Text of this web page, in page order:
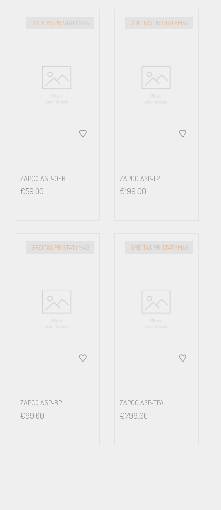
GREITAS PRISTATYMAS
ZAPCO ASP-OEB
€59.00
GREITAS PRISTATYMAS
ZAPCO ASP-L2 T
€199.00
GREITAS PRISTATYMAS
ZAPCO ASP-BP
€99.00
GREITAS PRISTATYMAS
ZAPCO ASP-TPA
€799.00